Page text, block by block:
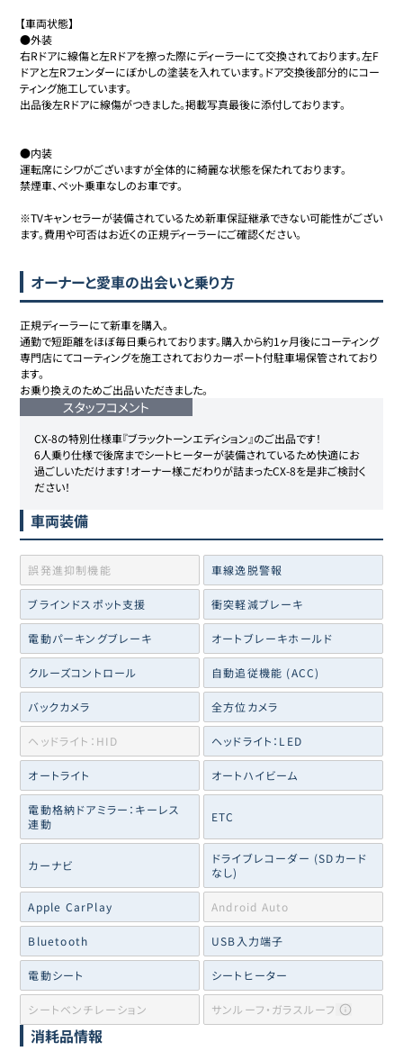
【車両状態】
●外装
右Rドアに線傷と左Rドアを擦った際にディーラーにて交換されております。左F
ドアと左Rフェンダーにぼかしの塗装を入れています。ドア交換後部分的にコー
ティング施工しています。
出品後左Rドアに線傷がつきました。掲載写真最後に添付しております。
●内装
運転席にシワがございますが全体的に綺麗な状態を保たれております。
禁煙車、ペット乗車なしのお車です。
※TVキャンセラーが装備されているため新車保証継承できない可能性がござい
ます。費用や可否はお近くの正規ディーラーにご確認ください。
オーナーと愛車の出会いと乗り方
正規ディーラーにて新車を購入。
通勤で短距離をほぼ毎日乗られております。購入から約1ヶ月後にコーティング
専門店にてコーティングを施工されておりカーポート付駐車場保管されており
ます。
お乗り換えのためご出品いただきました。
スタッフコメント
CX-8の特別仕様車『ブラックトーンエディション』のご出品です！
6人乗り仕様で後席までシートヒーターが装備されているため快適にお
過ごしいただけます！オーナー様こだわりが詰まったCX-8を是非ご検討く
ださい！
車両装備
誤発進抑制機能 車線逸脱警報
ブラインドスポット支援 衝突軽減ブレーキ
電動パーキングブレーキ オートブレーキホールド
クルーズコントロール 自動追従機能 (ACC)
バックカメラ 全方位カメラ
ヘッドライト：HID ヘッドライト：LED
オートライト オートハイビーム
電動格納ドアミラー：キーレス
連動
ETC
カーナビ
ドライブレコーダー (SDカード
なし)
Apple CarPlay Android Auto
Bluetooth USB入力端子
電動シート シートヒーター
シートベンチレーション サンルーフ・ガラスルーフ
消耗品情報